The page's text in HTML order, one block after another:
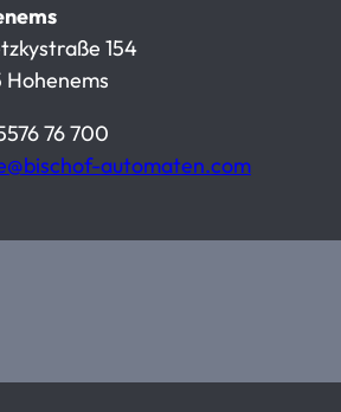
154
Hohenems
76 700
automaten.com